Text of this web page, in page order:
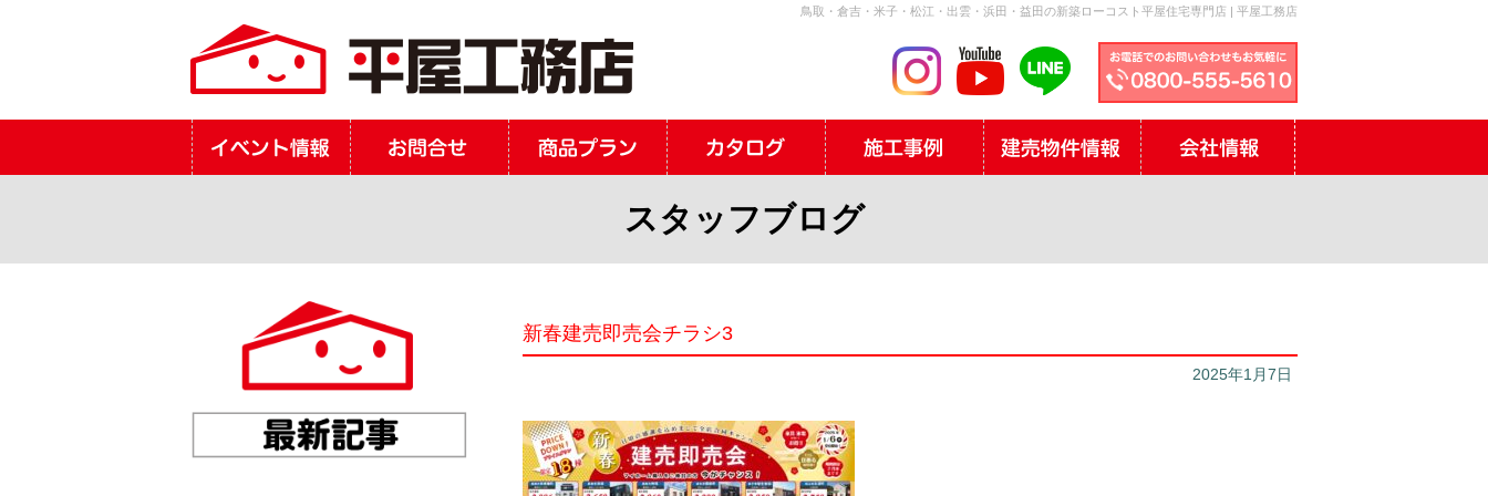
鳥取・倉吉・米子・松江・出雲・浜田・益田の新築ローコスト平屋住宅専門店 | 平屋工務店
スタッフブログ
新春建売即売会チラシ3
2025年1月7日